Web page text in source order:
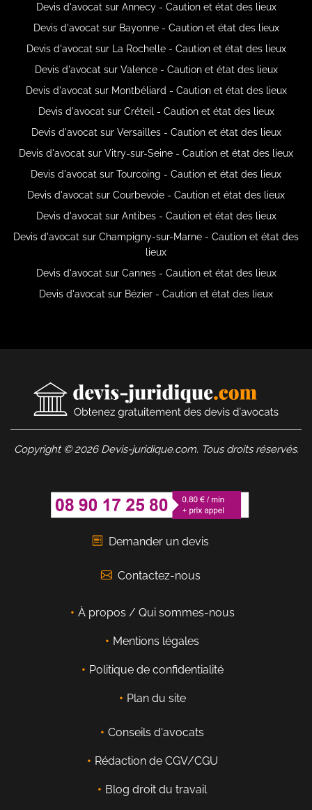
Devis d'avocat sur Annecy - Caution et état des lieux
Devis d'avocat sur Bayonne - Caution et état des lieux
Devis d'avocat sur La Rochelle - Caution et état des lieux
Devis d'avocat sur Valence - Caution et état des lieux
Devis d'avocat sur Montbéliard - Caution et état des lieux
Devis d'avocat sur Créteil - Caution et état des lieux
Devis d'avocat sur Versailles - Caution et état des lieux
Devis d'avocat sur Vitry-sur-Seine - Caution et état des lieux
Devis d'avocat sur Tourcoing - Caution et état des lieux
Devis d'avocat sur Courbevoie - Caution et état des lieux
Devis d'avocat sur Antibes - Caution et état des lieux
Devis d'avocat sur Champigny-sur-Marne - Caution et état des
lieux
Devis d'avocat sur Cannes - Caution et état des lieux
Devis d'avocat sur Bézier - Caution et état des lieux
Copyright © 2026 Devis-juridique.com. Tous droits réservés.
Demander un devis
Contactez-nous
À propos / Qui sommes-nous
Mentions légales
Politique de confidentialité
Plan du site
Conseils d'avocats
Rédaction de CGV/CGU
Blog droit du travail